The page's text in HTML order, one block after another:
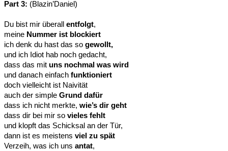
Part 3: (Blazin’Daniel)
Du bist mir überall entfolgt,
meine Nummer ist blockiert
ich denk du hast das so gewollt,
und ich Idiot hab noch gedacht,
dass das mit uns nochmal was wird
und danach einfach funktioniert
doch vielleicht ist Naivität
auch der simple Grund dafür
dass ich nicht merkte, wie’s dir geht
dass dir bei mir so vieles fehlt
und klopft das Schicksal an der Tür,
dann ist es meistens viel zu spät
Verzeih, was ich uns antat,